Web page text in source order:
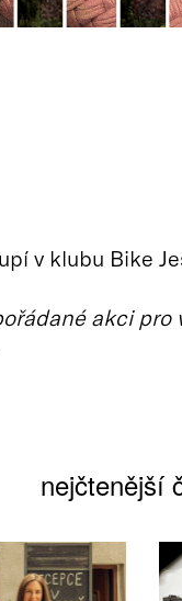
v klubu Bike
akci pro
nejčtenější